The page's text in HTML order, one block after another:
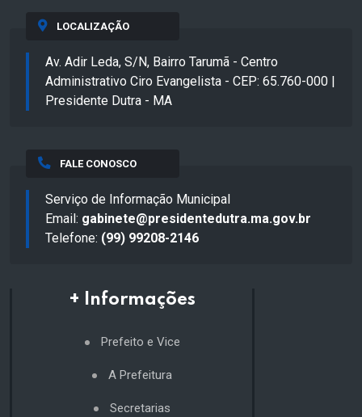
LOCALIZAÇÃO
Av. Adir Leda, S/N, Bairro Tarumã - Centro
Administrativo Ciro Evangelista - CEP: 65.760-000 |
Presidente Dutra - MA
FALE CONOSCO
Serviço de Informação Municipal
Email: gabinete@presidentedutra.ma.gov.br
Telefone: (99) 99208-2146
+ Informações
Prefeito e Vice
A Prefeitura
Secretarias